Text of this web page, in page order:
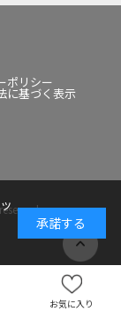
お気に入り
ポリシー
に基づく表示
承諾する